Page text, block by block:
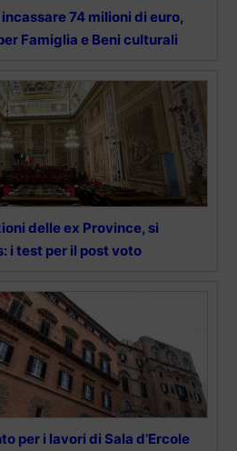
74 milioni di euro,
Famiglia e Beni culturali
delle ex Province, si
i test per il post voto
per i lavori di Sala d’Ercole